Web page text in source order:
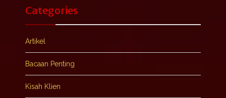
Categories
Artikel
Bacaan Penting
Kisah Klien